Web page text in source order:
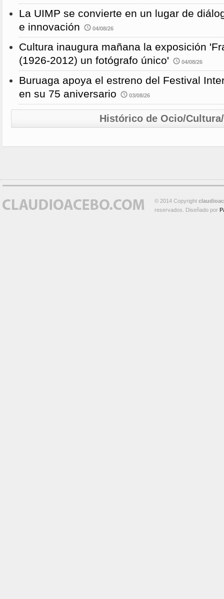
La UIMP se convierte en un lugar de
e innovación
04/08/26
Cultura inaugura mañana la exposición
(1926-2012) un fotógrafo único'
04/08/26
Buruaga apoya el estreno del Festival
en su 75 aniversario
03/08/26
Histórico de Ocio/
© 2014 Copyright
reservados. Diseñado por